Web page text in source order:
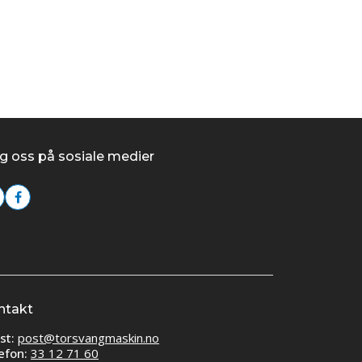
oss på sosiale medier
post@torsvangmaskin.no
33 12 71 60